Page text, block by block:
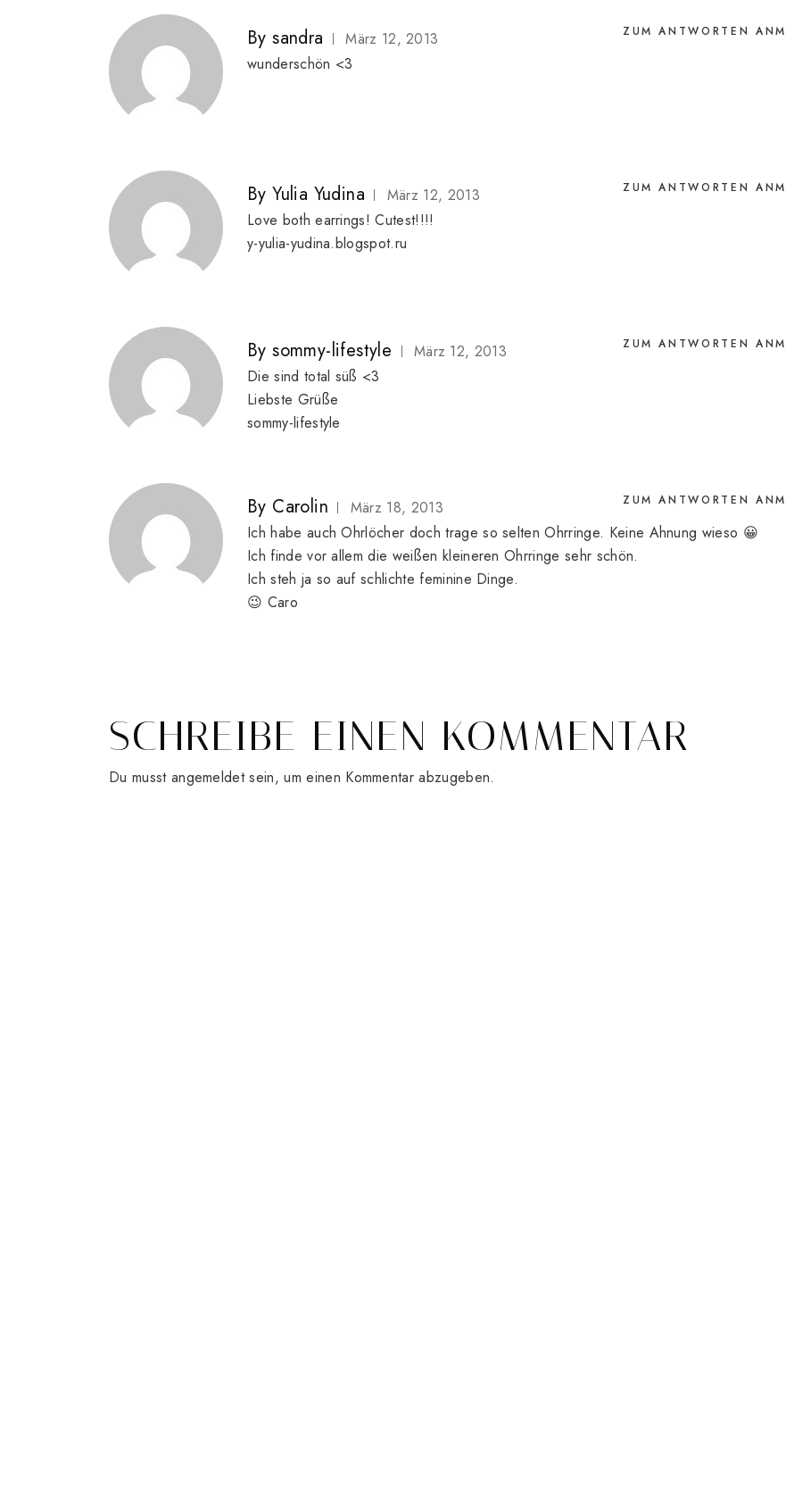
Bysandra
März 12, 2013
wunderschön <3
ZUM ANTWORTEN
ByYulia Yudina
März 12, 2013
Love both earrings! Cutest!!!!
y-yulia-yudina.blogspot.ru
ZUM ANTWORTEN
Bysommy-lifestyle
März 12, 2013
Die sind total süß <3
Liebste Grüße
sommy-lifestyle
ZUM ANTWORTEN
By Carolin
März 18, 2013
Ich habe auch Ohrlöcher doch trage so selten Ohrringe. Keine Ahnung wieso 😀
Ich finde vor allem die weißen kleineren Ohrringe sehr schön.
Ich steh ja so auf schlichte feminine Dinge.
😉 Caro
ZUM ANTWORTEN
SCHREIBE EINEN KOMMENTAR
Du musst angemeldetsein, um einen Kommentar abzugeben.